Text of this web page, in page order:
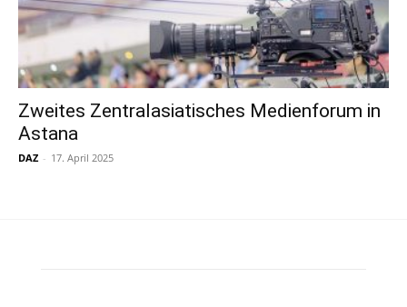
Zweites Zentralasiatisches Medienforum in
Astana
DAZ - 17. April 2025